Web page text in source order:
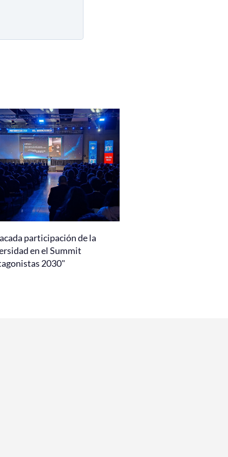
participación de la
en el Summit
2030"